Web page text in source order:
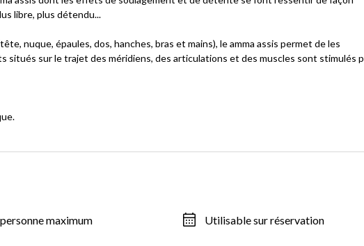
libre, plus détendu...
nuque, épaules, dos, hanches, bras et mains), le amma assis permet de les
sur le trajet des méridiens, des articulations et des muscles sont stimulés
maximum Utilisable sur réservation